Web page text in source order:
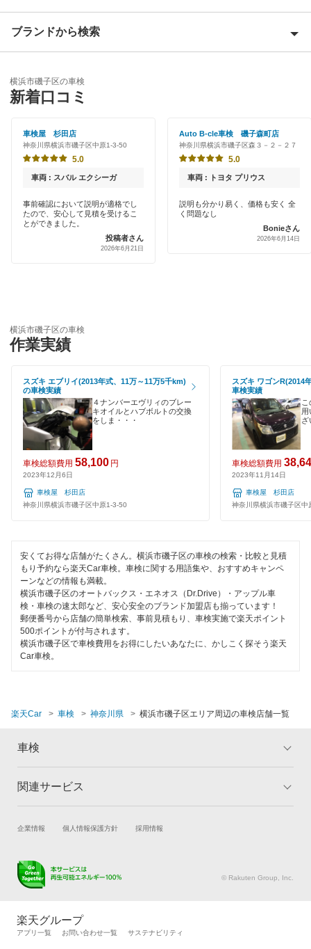
横浜市泉区
横浜市神奈川区
横浜市金沢区
横浜市港南区
横浜市港北区
横浜市瀬谷区
横浜市中区
横浜市保土ケ谷区
横浜市緑区
横浜市南区
横浜市
Award 受賞店
特典あり
新車初回割りあり
早割りあり
クレジットカードOK
ハイブリッド車OK
EV車OK
120分以内の車検
1日車検
夜間受付
整備保証
ブランドから検索
「車検の速太郎」
オートバックス
車検館
宇佐美車検
キグナス車検
オートビークル車検
出光興産「らくらく安心車検」
アクセル車検
ベアーズ車検
日産自動車販売
横浜市磯子区の車検
新着口コミ
車検屋 杉田店
神奈川県横浜市磯子区中原1-3-50
5.0
車両 : スバル エクシーガ
事前確認において説明が適格でし
たので、安心して見積を受けるこ
とができました。
投稿者さん
2026年6月21日
Auto B-cle車検 磯子森町店
神奈川県横浜市磯子区森３－２－２７
5.0
車両 : トヨタ プリウス
説明も分かり易く、価格も安く 全
く問題なし
Bonieさん
2026年6月14日
横浜市磯子区の車検
作業実績
スズキ エブリイ(2013年式、11万～11万5千km)
の車検実績
４ナンバーエヴリィのブレー
キオイルとハブボルトの交換
をしま・・・
車検総額費用 58,100 円
2023年12月6日
車検屋 杉田店
神奈川県横浜市磯子区中原1-3-50
スズキ ワゴンR(2014
車検実績
用
ざ
車検総額費用
2023年11月14日
車検屋 杉田店
神奈川県横浜市磯子区中
安くてお得な店舗がたくさん。横浜市磯子区の車検の検索・比較と見積
もり予約なら楽天Car車検。車検に関する用語集や、おすすめキャンペ
ーンなどの情報も満載。
横浜市磯子区のオートバックス・エネオス（Dr.Drive）・アップル車
検・車検の速太郎など、安心安全のブランド加盟店も揃っています！
郵便番号から店舗の簡単検索、事前見積もり、車検実施で楽天ポイント
500ポイントが付与されます。
横浜市磯子区で車検費用をお得にしたいあなたに、かしこく探そう楽天
Car車検。
楽天Car 車検 神奈川県 横浜市磯子区エリア周辺の車検店舗一覧
車検
トップ
車検の基礎知識 キャンペーン一覧
関連サービス
試乗・商談 新車購入
キズ修理予約
メンテナンス管理
タイヤ交換サービス
自動車カタログ 自動車保険
企業情報 個人情報保護方針 採用情報
© Rakuten Group, Inc.
楽天グループ
アプリ一覧 お問い合わせ一覧 サステナビリティ